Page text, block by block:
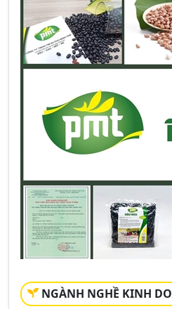
NGÀNH NGHỀ KINH